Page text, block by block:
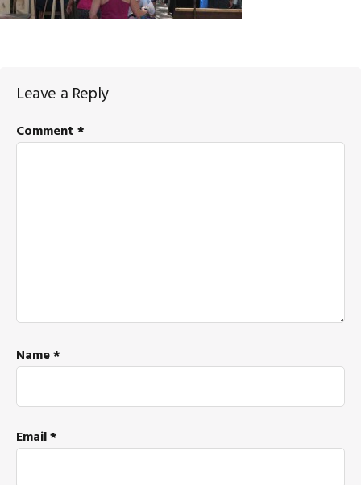
Reader
Interactions
Leave a Reply
Comment*
Name*
Email*